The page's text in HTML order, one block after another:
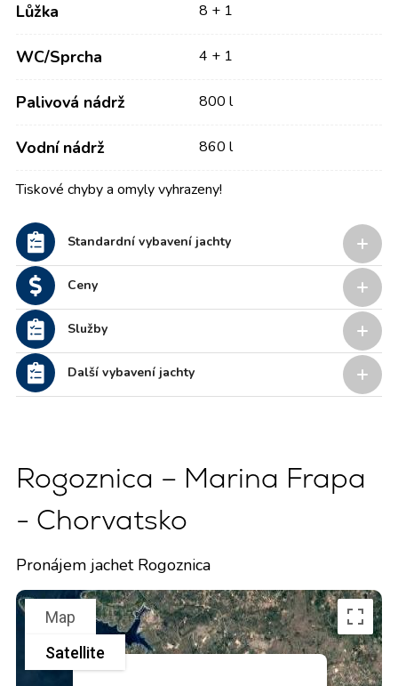
Lůžka 8 + 1
WC/Sprcha 4 + 1
Palivová nádrž 800 l
Vodní nádrž 860 l
Tiskové chyby a omyly vyhrazeny!
Standardní vybavení jachty
Ceny
Služby
Další vybavení jachty
Rogoznica – Marina Frapa
- Chorvatsko
Pronájem jachet Rogoznica
Map
Satellite